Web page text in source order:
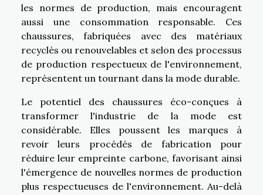
les normes de production, mais encouragent
aussi une consommation responsable. Ces
chaussures, fabriquées avec des matériaux
recyclés ou renouvelables et selon des processus
de production respectueux de l'environnement,
représentent un tournant dans la mode durable.
Le potentiel des chaussures éco-conçues à
transformer l'industrie de la mode est
considérable. Elles poussent les marques à
revoir leurs procédés de fabrication pour
réduire leur empreinte carbone, favorisant ainsi
l'émergence de nouvelles normes de production
plus respectueuses de l'environnement. Au-delà